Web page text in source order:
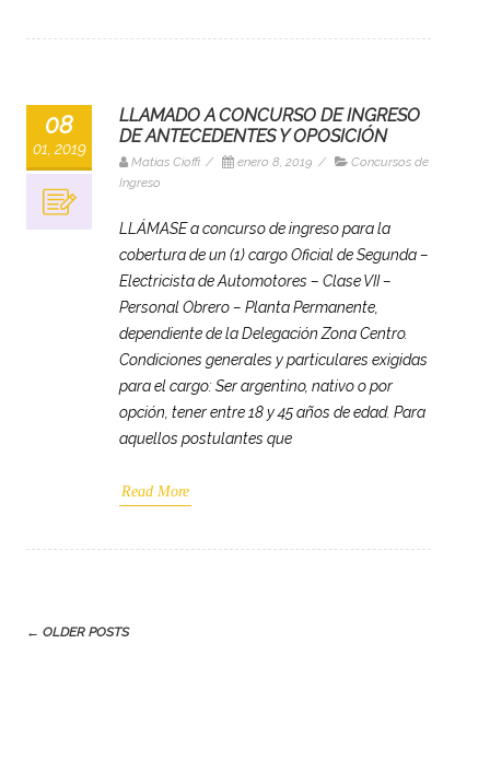
08
01, 2019
LLAMADO A CONCURSO DE INGRESO
DE ANTECEDENTES Y OPOSICIÓN
Matias Cioffi / enero 8, 2019 /
Concursos de
Ingreso
LLÁMASE a concurso de ingreso para la
cobertura de un (1) cargo Oficial de Segunda –
Electricista de Automotores – Clase VII –
Personal Obrero – Planta Permanente,
dependiente de la Delegación Zona Centro.
Condiciones generales y particulares exigidas
para el cargo: Ser argentino, nativo o por
opción, tener entre 18 y 45 años de edad. Para
aquellos postulantes que
Read More
Post
← OLDER POSTS